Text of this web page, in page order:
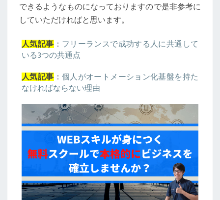
できるようなものになっておりますので是非参考に
していただければと思います。
人気記事 ： フリーランスで成功する人に共通して
いる3つの共通点
人気記事 ： 個人がオートメーション化基盤を持た
なければならない理由